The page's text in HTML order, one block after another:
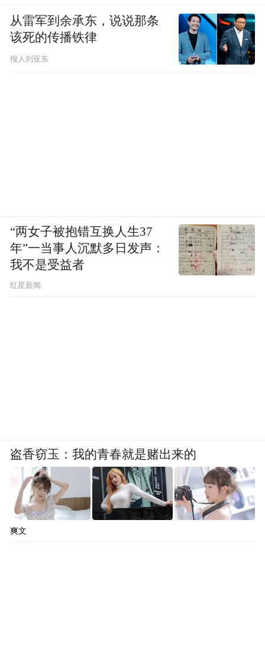
从雷军到余承东，说说那条
该死的传播铁律
报人刘亚东
“两女子被抱错互换人生37
年”一当事人沉默多日发声：
我不是受益者
红星新闻
盗香窃玉：我的青春就是赌出来的
爽文